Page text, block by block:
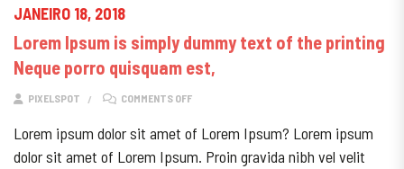
JANEIRO 18, 2018
Lorem Ipsum is simply dummy text of the printing
Neque porro quisquam est,
PIXELSPOT COMMENTS OFFON LOREM IPSUM IS SIMPLY DUMMY TEXT OF
Lorem ipsum dolor sit amet of Lorem Ipsum? Lorem ipsum
dolor sit amet of Lorem Ipsum. Proin gravida nibh vel velit